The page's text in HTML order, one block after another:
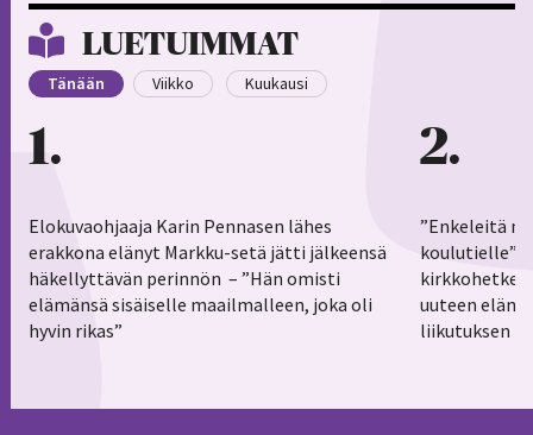
LUETUIMMAT
Tänään Viikko Kuukausi
1
Elokuvaohjaaja Karin Pennasen lähes
erakkona elänyt Markku-setä jätti jälkeensä
häkellyttävän perinnön – ”Hän omisti
elämänsä sisäiselle maailmalleen, joka oli
hyvin rikas”
2
”Enkeleitä
koulutielle”–
uuteen
liikutuksen